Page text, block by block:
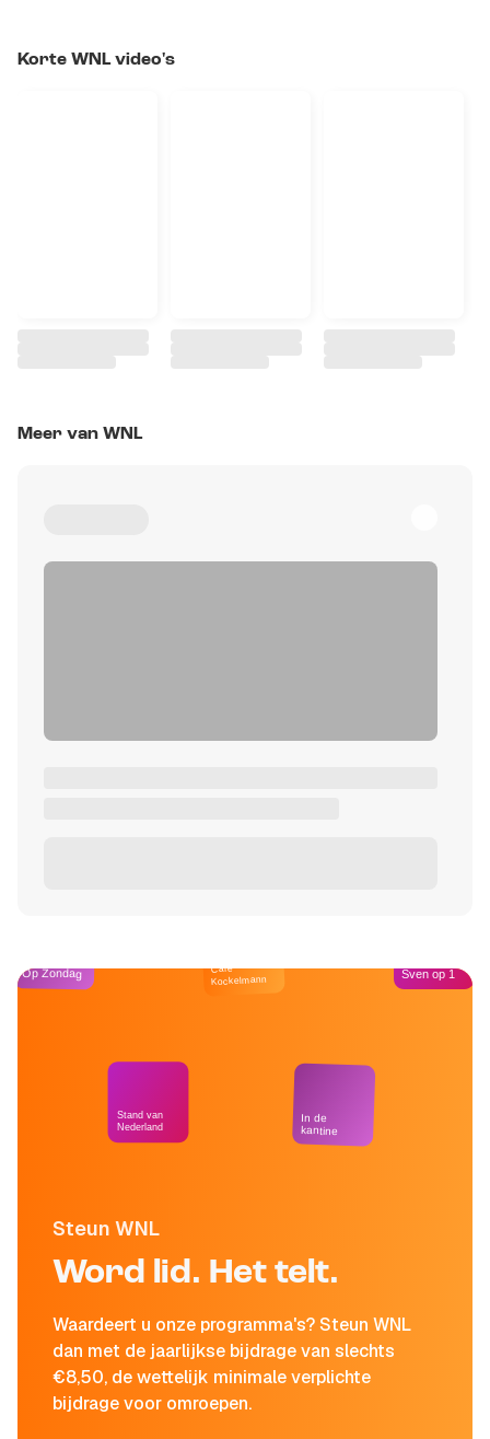
Korte WNL video's
Meer van WNL
Steun WNL
Word lid. Het telt.
Waardeert u onze programma's? Steun WNL
dan met de jaarlijkse bijdrage van slechts
€8,50, de wettelijk minimale verplichte
bijdrage voor omroepen.
Op Zondag
Stand van
Nederland
Café
Kockelmann
In de
kantine
Sven op 1